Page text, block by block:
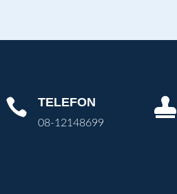
 TELEFON
08-12148699
